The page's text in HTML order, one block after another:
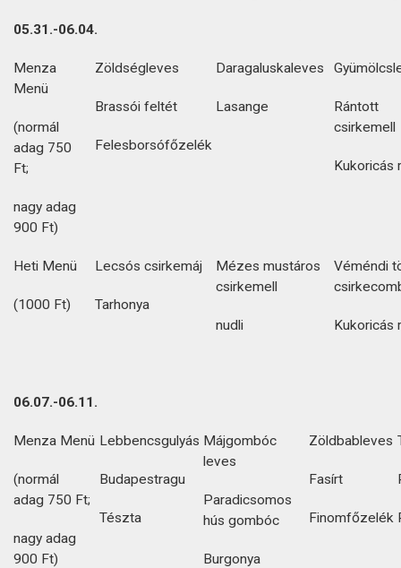
05.31.-06.04.
Menza
Menü
(normál
adag 750
Ft;
nagy adag
900 Ft)
Zöldségleves
Brassói feltét
Felesborsófőzelék
Daragaluskaleves
Lasange
Rántott
csirkemell
Kukoricás
Heti Menü
(1000 Ft)
Lecsós csirkemáj
Tarhonya
Mézes mustáros
csirkemell
nudli
Véméndi
Kukoricás
06.07.-06.11.
Menza Menü
(normál
adag 750 Ft;
nagy adag
900 Ft)
Lebbencsgulyás
Budapestragu
Tészta
Májgombóc
leves
Paradicsomos
hús gombóc
Burgonya
Zöldbableves
Fasírt
Finomfőzelék